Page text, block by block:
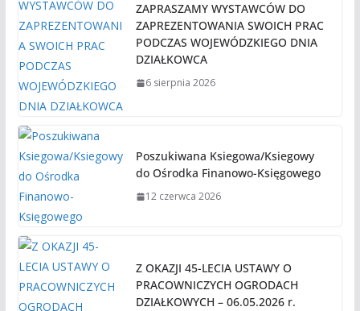
ZAPRASZAMY WYSTAWCÓW DO
ZAPREZENTOWANIA SWOICH PRAC
PODCZAS WOJEWÓDZKIEGO DNIA
DZIAŁKOWCA
6 sierpnia 2026
Poszukiwana Ksiegowa/Ksiegowy
do Ośrodka Finanowo-Księgowego
12 czerwca 2026
Z OKAZJI 45-LECIA USTAWY O
PRACOWNICZYCH OGRODACH
DZIAŁKOWYCH – 06.05.2026 r.